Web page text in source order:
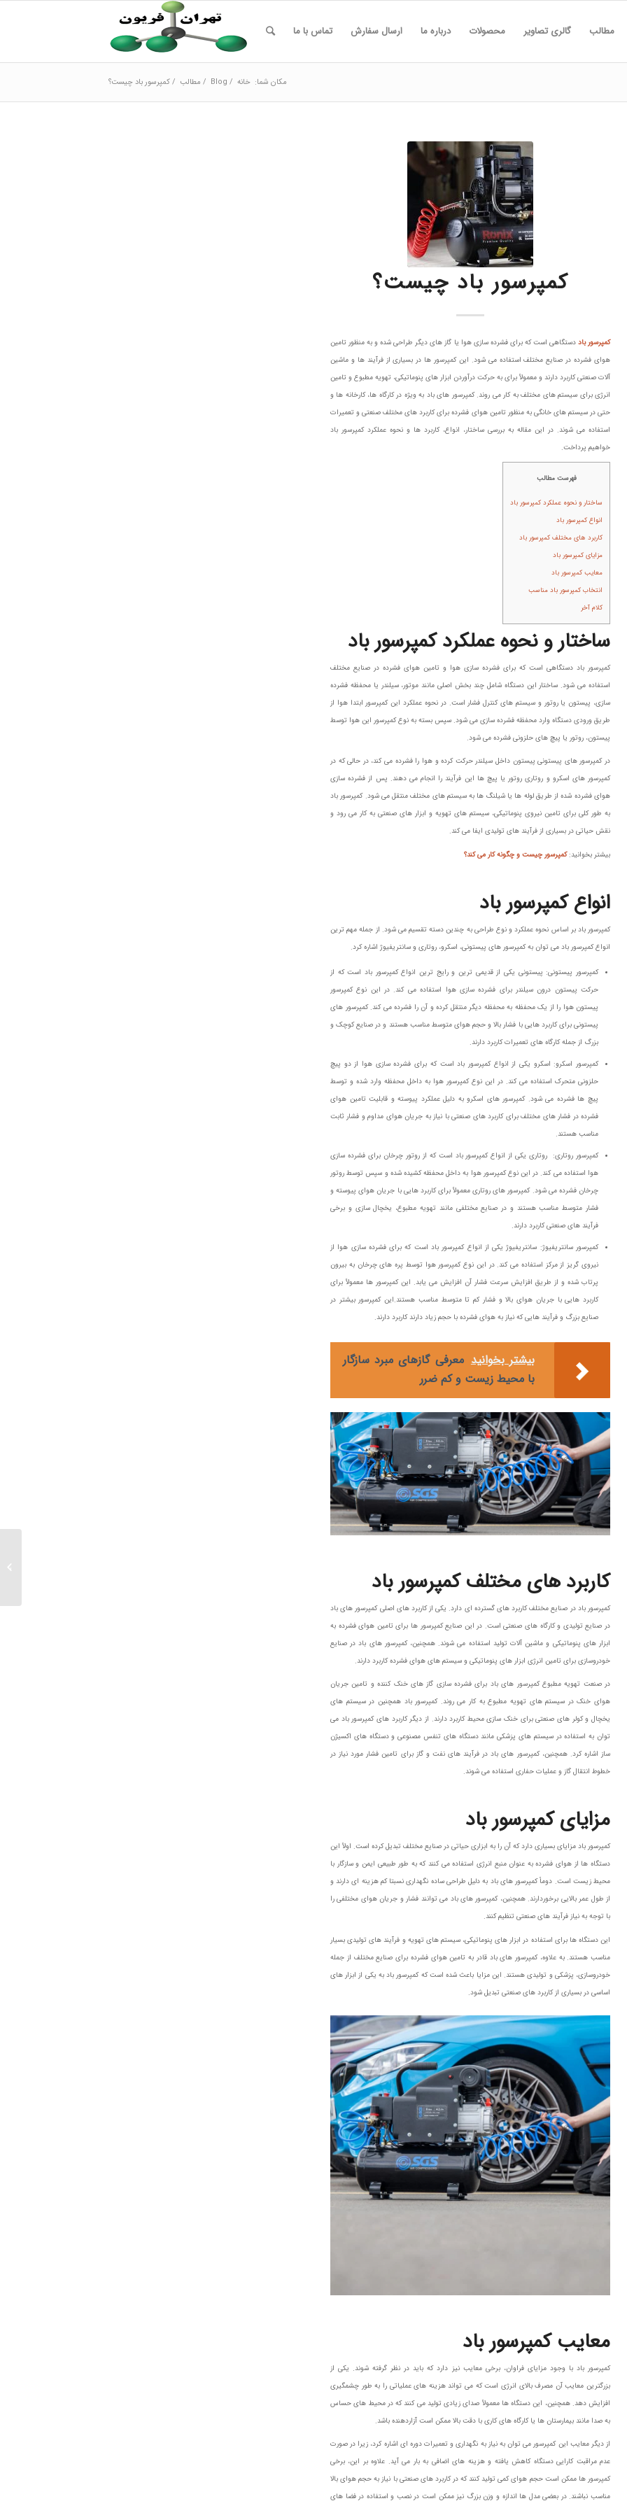
مطالب گالری تصاویر محصولات درباره ما ارسال سفارش تماس با ما
مکان شما: خانه /
Blog
/ مطالب /کمپرسور باد چیست؟
کمپرسور باد چیست؟
کمپرسور باد دستگاهی است که برای فشرده سازی هوا یا گاز های دیگر طراحی شده و به منظور تامین
هوای فشرده در صنایع مختلف استفاده می شود. این کمپرسور ها در بسیاری از فرآیند ها و ماشین
آلات صنعتی کاربرد دارند و معمولاً برای به حرکت درآوردن ابزار های پنوماتیکی، تهویه مطبوع و تامین
انرژی برای سیستم های مختلف به کار می روند. کمپرسور های باد به ویژه در کارگاه ها، کارخانه ها و
حتی در سیستم های خانگی به منظور تامین هوای فشرده برای کاربرد های مختلف صنعتی و تعمیرات
استفاده می شوند. در این مقاله به بررسی ساختار، انواع، کاربرد ها و نحوه عملکرد کمپرسور باد
خواهیم پرداخت.
فهرست مطالب
ساختار و نحوه عملکرد کمپرسور باد
انواع کمپرسور باد
کاربرد های مختلف کمپرسور باد
مزایای کمپرسور باد
معایب کمپرسور باد
انتخاب کمپرسور باد مناسب
کلام آخر
ساختار و نحوه عملکرد کمپرسور باد
کمپرسور باد دستگاهی است که برای فشرده سازی هوا و تامین هوای فشرده در صنایع مختلف
استفاده می شود. ساختار این دستگاه شامل چند بخش اصلی مانند موتور، سیلندر یا محفظه فشرده
سازی، پیستون یا روتور و سیستم های کنترل فشار است. در نحوه عملکرد این کمپرسور ابتدا هوا از
طریق ورودی دستگاه وارد محفظه فشرده سازی می شود. سپس بسته به نوع کمپرسور این هوا توسط
پیستون، روتور یا پیچ های حلزونی فشرده می شود.
در کمپرسور های پیستونی پیستون داخل سیلندر حرکت کرده و هوا را فشرده می کند، در حالی که در
کمپرسور های اسکرو و روتاری روتور یا پیچ ها این فرآیند را انجام می دهند. پس از فشرده سازی
هوای فشرده شده از طریق لوله ها یا شیلنگ ها به سیستم های مختلف منتقل می شود. کمپرسور باد
به طور کلی برای تامین نیروی پنوماتیکی، سیستم های تهویه و ابزار های صنعتی به کار می رود و
نقش حیاتی در بسیاری از فرآیند های تولیدی ایفا می کند.
بیشتر بخوانید:کمپرسور چیست و چگونه کار می کند؟
انواع کمپرسور باد
کمپرسور باد بر اساس نحوه عملکرد و نوع طراحی به چندین دسته تقسیم می شود. از جمله مهم ترین
انواع کمپرسور باد می توان به کمپرسور های پیستونی، اسکرو، روتاری و سانتریفیوژ اشاره کرد.
کمپرسور پیستونی: پیستونی یکی از قدیمی ترین و رایج ترین انواع کمپرسور باد است که از
حرکت پیستون درون سیلندر برای فشرده سازی هوا استفاده می کند. در این نوع کمپرسور
پیستون هوا را از یک محفظه به محفظه دیگر منتقل کرده و آن را فشرده می کند. کمپرسور های
پیستونی برای کاربرد هایی با فشار بالا و حجم هوای متوسط مناسب هستند و در صنایع کوچک و
بزرگ از جمله کارگاه های تعمیرات کاربرد دارند.
کمپرسور اسکرو: اسکرو یکی از انواع کمپرسور باد است که برای فشرده سازی هوا از دو پیچ
حلزونی متحرک استفاده می کند. در این نوع کمپرسور هوا به داخل محفظه وارد شده و توسط
پیچ ها فشرده می شود. کمپرسور های اسکرو به دلیل عملکرد پیوسته و قابلیت تامین هوای
فشرده در فشار های مختلف برای کاربرد های صنعتی با نیاز به جریان هوای مداوم و فشار ثابت
مناسب هستند.
کمپرسور روتاری: روتاری یکی از انواع کمپرسور باد است که از روتور چرخان برای فشرده سازی
هوا استفاده می کند. در این نوع کمپرسور هوا به داخل محفظه کشیده شده و سپس توسط روتور
چرخان فشرده می شود. کمپرسور های روتاری معمولاً برای کاربرد هایی با جریان هوای پیوسته و
فشار متوسط مناسب هستند و در صنایع مختلفی مانند تهویه مطبوع، یخچال سازی و برخی
فرآیند های صنعتی کاربرد دارند.
کمپرسور سانتریفیوژ: سانتریفیوژ یکی از انواع کمپرسور باد است که برای فشرده سازی هوا از
نیروی گریز از مرکز استفاده می کند. در این نوع کمپرسور هوا توسط پره های چرخان به بیرون
پرتاب شده و از طریق افزایش سرعت فشار آن افزایش می یابد. این کمپرسور ها معمولاً برای
کاربرد هایی با جریان هوای بالا و فشار کم تا متوسط مناسب هستند.این کمپرسور بیشتر در
صنایع بزرگ و فرآیند هایی که نیاز به هوای فشرده با حجم زیاد دارند کاربرد دارند.
بیشتر بخوانید معرفی گازهای مبرد سازگار
با محیط زیست و کم‌ ضرر
کاربرد های مختلف کمپرسور باد
کمپرسور باد در صنایع مختلف کاربرد های گسترده ای دارد. یکی از کاربرد های اصلی کمپرسور های باد
در صنایع تولیدی و کارگاه های صنعتی است. در این صنایع کمپرسور ها برای تامین هوای فشرده به
ابزار های پنوماتیکی و ماشین آلات تولید استفاده می شوند. همچنین، کمپرسور های باد در صنایع
خودروسازی برای تامین انرژی ابزار های پنوماتیکی و سیستم های هوای فشرده کاربرد دارند.
در صنعت تهویه مطبوع کمپرسور های باد برای فشرده سازی گاز های خنک کننده و تامین جریان
هوای خنک در سیستم های تهویه مطبوع به کار می روند. کمپرسور باد همچنین در سیستم های
یخچال و کولر های صنعتی برای خنک سازی محیط کاربرد دارند. از دیگر کاربرد های کمپرسور باد می
توان به استفاده در سیستم های پزشکی مانند دستگاه های تنفس مصنوعی و دستگاه های اکسیژن
ساز اشاره کرد. همچنین، کمپرسور های باد در فرآیند های نفت و گاز برای تامین فشار مورد نیاز در
خطوط انتقال گاز و عملیات حفاری استفاده می شوند.
مزایای کمپرسور باد
کمپرسور باد مزایای بسیاری دارد که آن را به ابزاری حیاتی در صنایع مختلف تبدیل کرده است. اولاً این
دستگاه ها از هوای فشرده به عنوان منبع انرژی استفاده می کنند که به طور طبیعی ایمن و سازگار با
محیط زیست است. دوماً کمپرسور های باد به دلیل طراحی ساده نگهداری نسبتا کم هزینه ای دارند و
از طول عمر بالایی برخوردارند. همچنین، کمپرسور های باد می توانند فشار و جریان هوای مختلفی را
با توجه به نیاز فرآیند های صنعتی تنظیم کنند.
این دستگاه ها برای استفاده در ابزار های پنوماتیکی، سیستم های تهویه و فرآیند های تولیدی بسیار
مناسب هستند. به علاوه، کمپرسور های باد قادر به تامین هوای فشرده برای صنایع مختلف از جمله
خودروسازی، پزشکی و تولیدی هستند. این مزایا باعث شده است که کمپرسور باد به یکی از ابزار های
اساسی در بسیاری از کاربرد های صنعتی تبدیل شود.
معایب کمپرسور باد
کمپرسور باد با وجود مزایای فراوان، برخی معایب نیز دارد که باید در نظر گرفته شوند. یکی از
بزرگترین معایب آن مصرف بالای انرژی است که می تواند هزینه های عملیاتی را به طور چشمگیری
افزایش دهد. همچنین، این دستگاه ها معمولاً صدای زیادی تولید می کنند که در محیط های حساس
به صدا مانند بیمارستان ها یا کارگاه های کاری با دقت بالا ممکن است آزاردهنده باشد.
از دیگر معایب این کمپرسور می توان به نیاز به نگهداری و تعمیرات دوره ای اشاره کرد، زیرا در صورت
عدم مراقبت کارایی دستگاه کاهش یافته و هزینه های اضافی به بار می آید. علاوه بر این، برخی
کمپرسور ها ممکن است حجم هوای کمی تولید کنند که در کاربرد های صنعتی با نیاز به حجم هوای بالا
مناسب نباشند. در بعضی مدل ها اندازه و وزن بزرگ نیز ممکن است در نصب و استفاده در فضا های